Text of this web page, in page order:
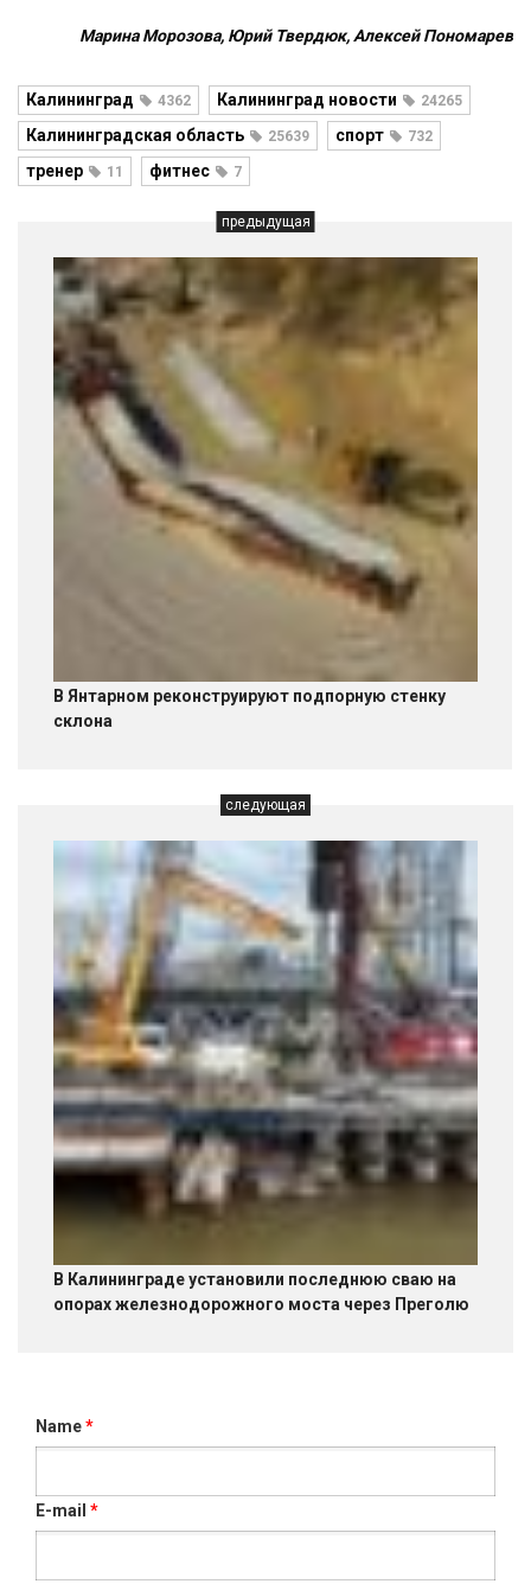
Марина Морозова, Юрий Твердюк, Алексей Пономарев
Калининград 4362 Калининград новости 24265
Калининградская область 25639 спорт 732
тренер 11 фитнес 7
предыдущая
В Янтарном реконструируют подпорную стенку
склона
следующая
В Калининграде установили последнюю сваю на
опорах железнодорожного моста через Преголю
Name*
E-mail *